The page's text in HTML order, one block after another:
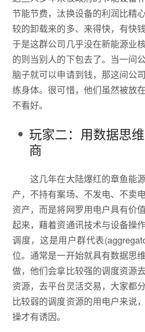
节能节费，汰换设备的利润比精
较的卸载来的多、来得快，有快
于是这群公司几乎没在新能源业
的则当别人的下包去了。当一间
脑子就可以申请到钱，那这间公
练身体。很可惜，他们虽然被放
不看好。
玩家二：用数据思
商
这几年在大陆爆红的章鱼能
产，不持有案场、不发电、不卖
资产，而是将网罗用电户具有价
起来，藉着资通讯技术与设备操
调度，这是用户群代表
位。通常是一开始就具有数据思
做，他们会拿比较强的调度资源
资源，去平台灵活交易，大家都
比较弱的调度资源的用电户来说
操才有诱因。